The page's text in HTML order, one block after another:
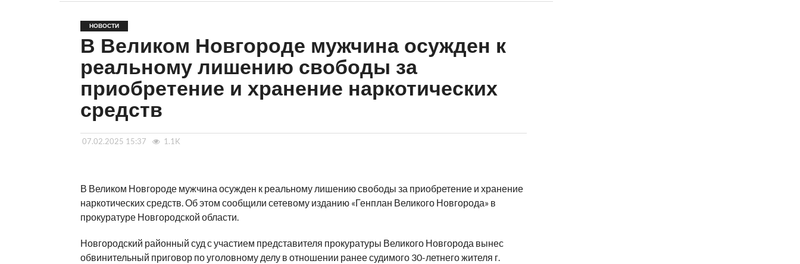
НОВОСТИ
В Великом Новгороде мужчина осужден к
реальному лишению свободы за
приобретение и хранение наркотических
средств
07.02.2025 15:37 1.1K
В Великом Новгороде мужчина осужден к реальному лишению свободы за приобретение и хранение
наркотических средств. Об этом сообщили сетевому изданию «Генплан Великого Новгорода» в
прокуратуре Новгородской области.
Новгородский районный суд с участием представителя прокуратуры Великого Новгорода вынес
обвинительный приговор по уголовному делу в отношении ранее судимого 30-летнего жителя г.